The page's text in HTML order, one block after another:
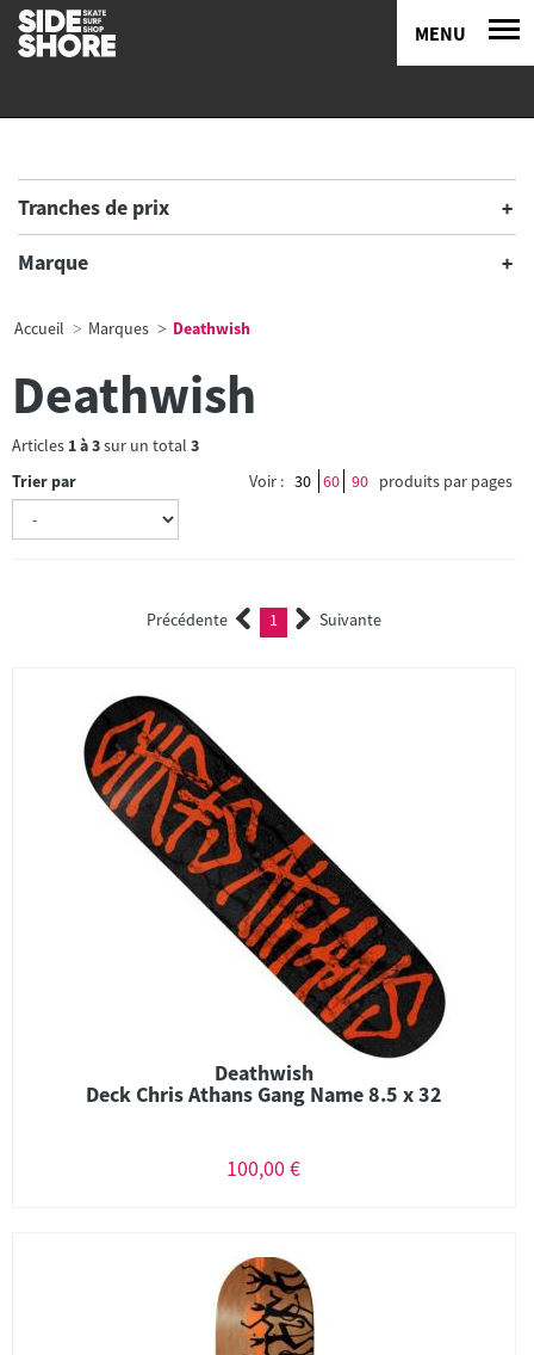
MENU
Tranches de prix
Marque
Accueil Marques Deathwish
Deathwish
Articles 1à3sur un total 3
Trier par
Voir : 30 60 90 produits par pages
Précédente 1 (current)Suivante
Deathwish
Deck Chris Athans Gang Name 8.5 x 32
100,00 €